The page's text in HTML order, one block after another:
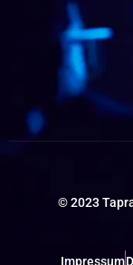
© 2023
Impressum